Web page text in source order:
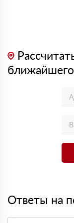
Ответы на